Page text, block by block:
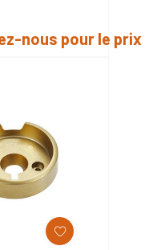
nous pour le prix